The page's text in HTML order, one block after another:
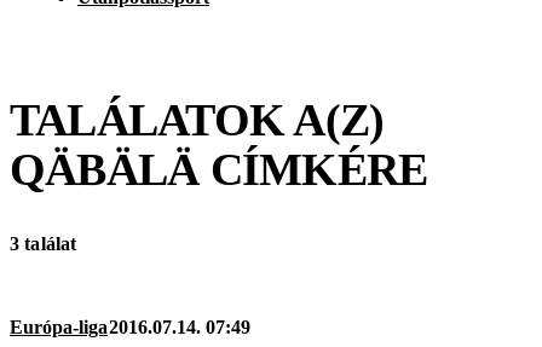
TALÁLATOK A(Z)
QÄBÄLÄCÍMKÉRE
3 találat
Európa-liga2016.07.14. 07:49